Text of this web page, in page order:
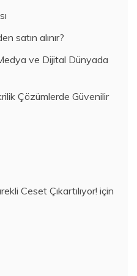
satın alınır?
ve Dijital Dünyada
Çözümlerde Güvenilir
Ceset Çıkartılıyor! için